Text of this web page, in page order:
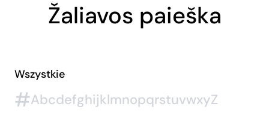
Žaliavos paieška
Wszystkie
#AbcdefghijklmnopqrstuvwxyZ